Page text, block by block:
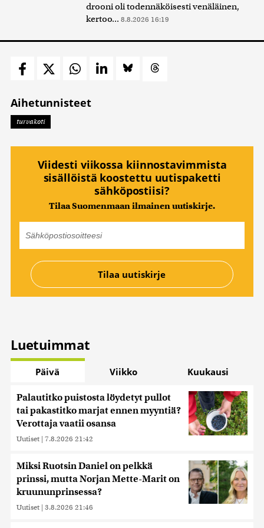
drooni oli todennäköisesti venäläinen,
kertoo... 8.8.2026 16:19
Aihetunnisteet
turvakoti
Viidesti viikossa kiinnostavimmista
sisällöistä koostettu uutispaketti
sähköpostiisi?
Tilaa Suomenmaan ilmainen uutiskirje.
Luetuimmat
Päivä Viikko Kuukausi
Palautitko puistosta löydetyt pullot
tai pakastitko marjat ennen myyntiä?
Verottaja vaatii osansa
Uutiset | 7.8.2026 21:42
Miksi Ruotsin Daniel on pelkkä
prinssi, mutta Norjan Mette-Marit on
kruununprinsessa?
Uutiset | 3.8.2026 21:46